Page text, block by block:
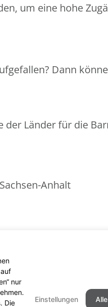
um eine hohe
Dann
der Länder für die
Anhalt
nur
Die
Einstellungen